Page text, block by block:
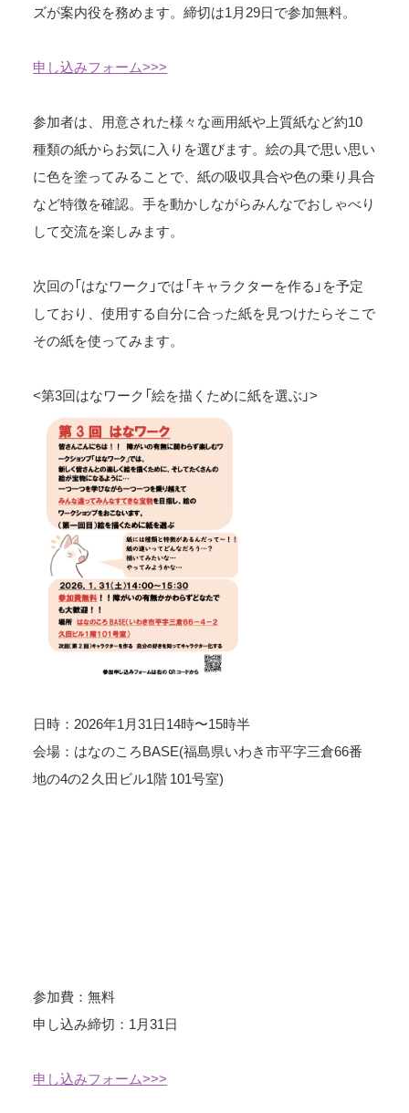
ズが案内役を務めます。締切は1月29日で参加無料。
申し込みフォーム>>>
参加者は、用意された様々な画用紙や上質紙など約10
種類の紙からお気に入りを選びます。絵の具で思い思い
に色を塗ってみることで、紙の吸収具合や色の乗り具合
など特徴を確認。手を動かしながらみんなでおしゃべり
して交流を楽しみます。
次回の「はなワーク」では「キャラクターを作る」を予定
しており、使用する自分に合った紙を見つけたらそこで
その紙を使ってみます。
<第3回はなワーク「絵を描くために紙を選ぶ」>
日時：2026年1月31日14時〜15時半
会場：はなのころBASE(福島県いわき市平字三倉66番
地の4の2 久田ビル1階 101号室)
参加費：無料
申し込み締切：1月31日
申し込みフォーム>>>